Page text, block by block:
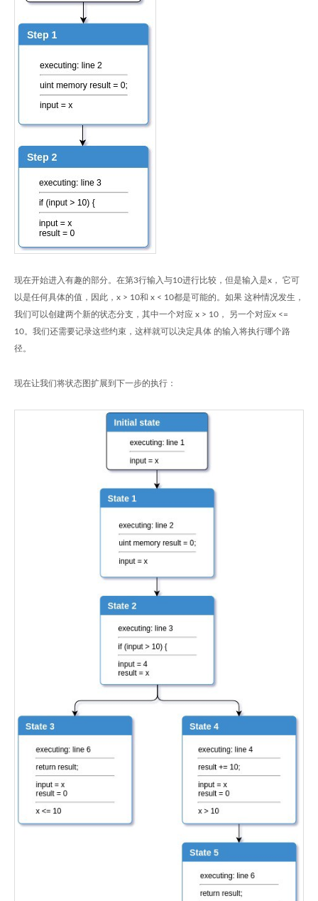
现在开始进入有趣的部分。在第3行输入与10进行比较，但是输入是x， 它可
以是任何具体的值，因此，x > 10和 x < 10都是可能的。如果 这种情况发生，
我们可以创建两个新的状态分支，其中一个对应 x > 10， 另一个对应x <=
10。我们还需要记录这些约束，这样就可以决定具体 的输入将执行哪个路
径。
现在让我们将状态图扩展到下一步的执行：